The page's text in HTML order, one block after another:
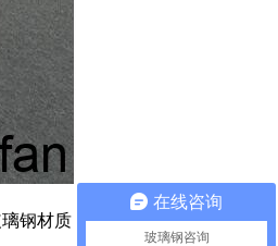
钢材质，手工精
在线咨询
玻璃钢咨询